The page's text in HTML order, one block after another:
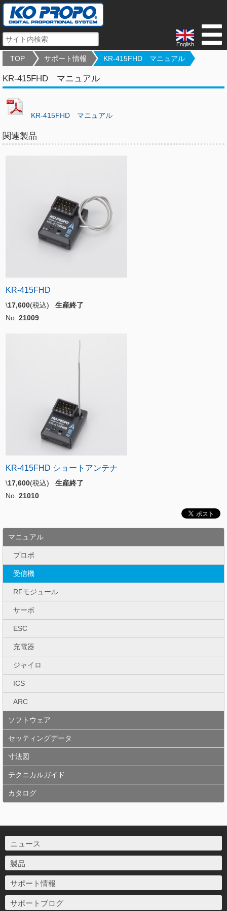
English
TOP サポート情報 KR-415FHD マニュアル
KR-415FHD マニュアル
KR-415FHD マニュアル
関連製品
KR-415FHD
\17,600(税込) 生産終了
No. 21009
KR-415FHD ショートアンテナ
\17,600(税込) 生産終了
No. 21010
マニュアル
プロポ
受信機
RFモジュール
サーボ
ESC
充電器
ジャイロ
ICS
ARC
ソフトウェア
セッティングデータ
寸法図
テクニカルガイド
カタログ
ニュース
製品
サポート情報
サポートブログ